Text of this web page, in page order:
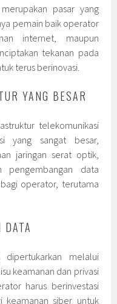
pasar yang
pemain baik operator
internet, maupun
tekanan pada
terus berinovasi.
YANG BESAR
telekomunikasi
yang sangat besar,
jaringan serat optik,
data
operator, terutama
melalui
keamanan dan privasi
harus berinvestasi
keamanan siber untuk